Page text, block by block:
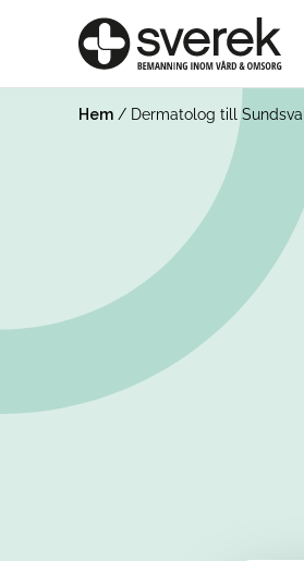
Hem / Dermatolog till Sundsvall